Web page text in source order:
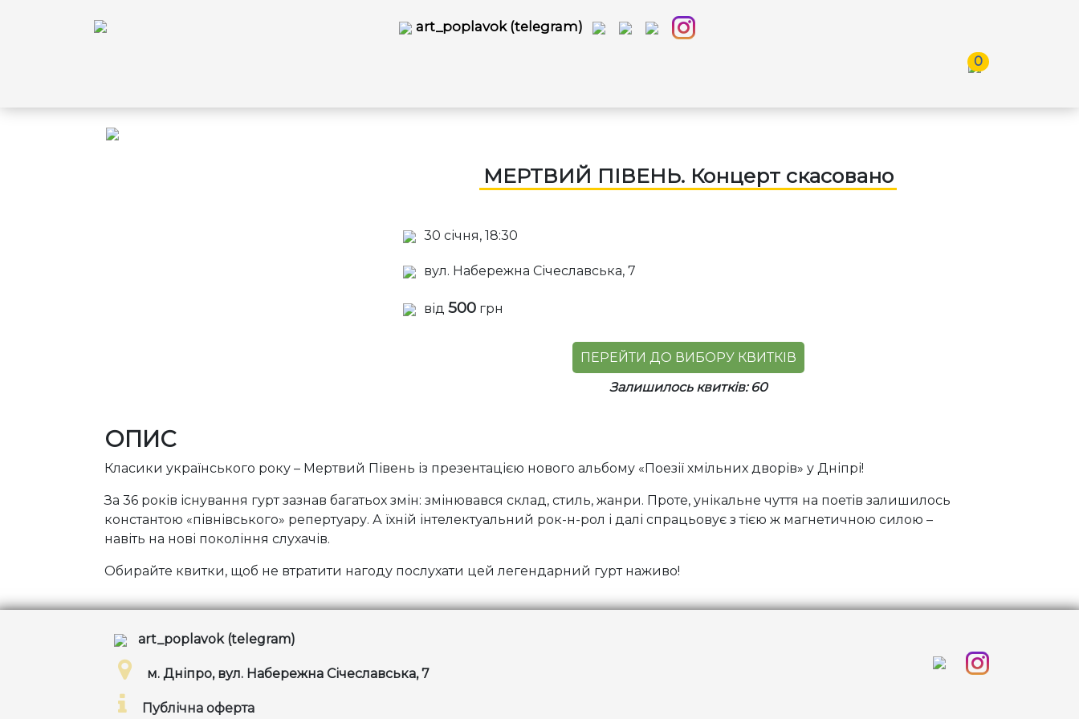
art_poplavok (telegram)
0
МЕРТВИЙ ПІВЕНЬ. Концерт скасовано
30 січня, 18:30
вул. Набережна Січеславська, 7
від 500 грн
ПЕРЕЙТИ ДО ВИБОРУ КВИТКІВ
Залишилось квитків: 60
ОПИС
Класики українського року – Мертвий Півень із презентацією нового альбому «Поезії хмільних дворів» у Дніпрі!
За 36 років існування гурт зазнав багатьох змін: змінювався склад, стиль, жанри. Проте, унікальне чуття на поетів залишилось
константою «півнівського» репертуару. А їхній інтелектуальний рок-н-рол і далі спрацьовує з тією ж магнетичною силою –
навіть на нові покоління слухачів.
Обирайте квитки, щоб не втратити нагоду послухати цей легендарний гурт наживо!
art_poplavok (telegram)
м. Дніпро, вул. Набережна Січеславська, 7
Публічна оферта